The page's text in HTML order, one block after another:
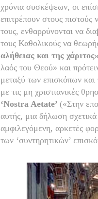
χρόνια συσκέψεων, οι
επιτρέπουν στους
τους, ενθαρρύνονται να
τους Καθολικούς να
αλήθειας και της
λαός του Θεού» και
μεταξύ των επισκόπων
με τις μη χριστιανικές
‘Nostra Aetate’ («Στην
αυτής, μια δήλωση
αμφιλεγόμενη, αρκετές
των ‘συντηρητικών’